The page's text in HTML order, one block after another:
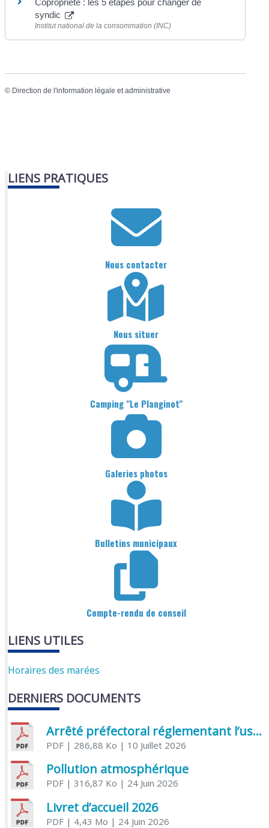
Copropriété : les 5 étapes pour changer de
syndic
Institut national de la consommation (INC)
© Direction de l'information légale et administrative
LIENS PRATIQUES
Nous contacter
Nous situer
Camping "Le Planginot"
Galeries photos
Bulletins municipaux
Compte-rendu de conseil
LIENS UTILES
Horaires des marées
DERNIERS DOCUMENTS
Arrêté préfectoral réglementant l’usage de l’eau
PDF| 286,88 Ko | 10 Juillet 2026
Pollution atmosphérique
PDF| 316,87 Ko | 24 Juin 2026
Livret d’accueil 2026
PDF| 4,43 Mo | 24 Juin 2026